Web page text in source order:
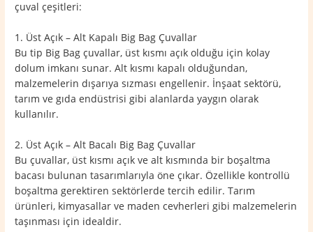
çuval çeşitleri:
1. Üst Açık – Alt Kapalı Big Bag Çuvallar
Bu tip Big Bag çuvallar, üst kısmı açık olduğu için kolay
dolum imkanı sunar. Alt kısmı kapalı olduğundan,
malzemelerin dışarıya sızması engellenir. İnşaat sektörü,
tarım ve gıda endüstrisi gibi alanlarda yaygın olarak
kullanılır.
2. Üst Açık – Alt Bacalı Big Bag Çuvallar
Bu çuvallar, üst kısmı açık ve alt kısmında bir boşaltma
bacası bulunan tasarımlarıyla öne çıkar. Özellikle kontrollü
boşaltma gerektiren sektörlerde tercih edilir. Tarım
ürünleri, kimyasallar ve maden cevherleri gibi malzemelerin
taşınması için idealdir.